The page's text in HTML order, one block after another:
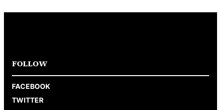
FOLLOW
FACEBOOK
TWITTER